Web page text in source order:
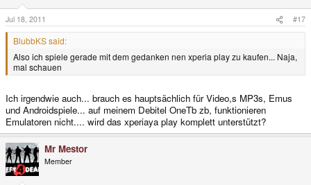
Jul 18, 2011 #17
BlubbKS said:
Also ich spiele gerade mit dem gedanken nen xperia play zu kaufen... Naja,
mal schauen
Ich irgendwie auch... brauch es hauptsächlich für Video,s MP3s, Emus
und Androidspiele... auf meinem Debitel OneTb zb, funktionieren
Emulatoren nicht.... wird das xperiaya play komplett unterstützt?
Mr Mestor
Member